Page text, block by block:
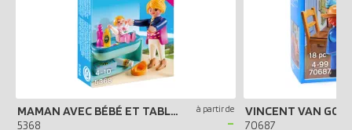
MAMAN AVEC BÉBÉ ET TABLE À LANGER
5368
à partir de
- 70687